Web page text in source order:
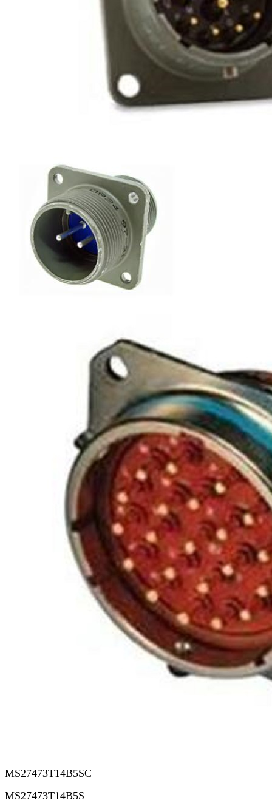
MS27473T14B5SC
MS27473T14B5S